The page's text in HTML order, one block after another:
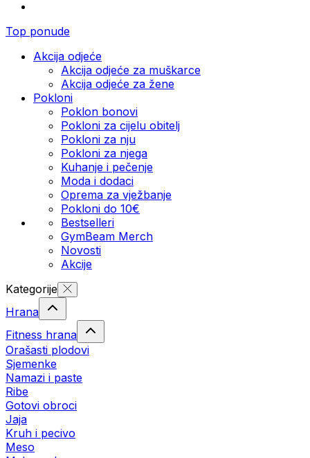
Top ponude
Akcija odjeće
Akcija odjeće za muškarce
Akcija odjeće za žene
Pokloni
Poklon bonovi
Pokloni za cijelu obitelj
Pokloni za nju
Pokloni za njega
Kuhanje i pečenje
Moda i dodaci
Oprema za vježbanje
Pokloni do 10€
Bestselleri
GymBeam Merch
Novosti
Akcije
Kategorije
Hrana
Fitness hrana
Orašasti plodovi
Sjemenke
Namazi i paste
Ribe
Gotovi obroci
Jaja
Kruh i pecivo
Meso